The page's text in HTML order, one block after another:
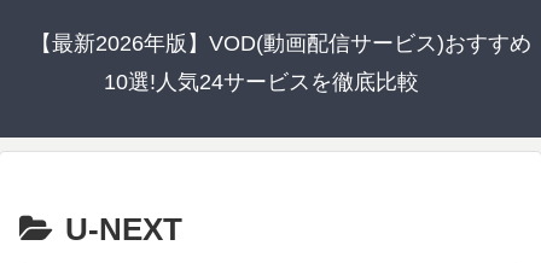
【最新2026年版】VOD(動画配信サービス)おすすめ
10選!人気24サービスを徹底比較
U-NEXT